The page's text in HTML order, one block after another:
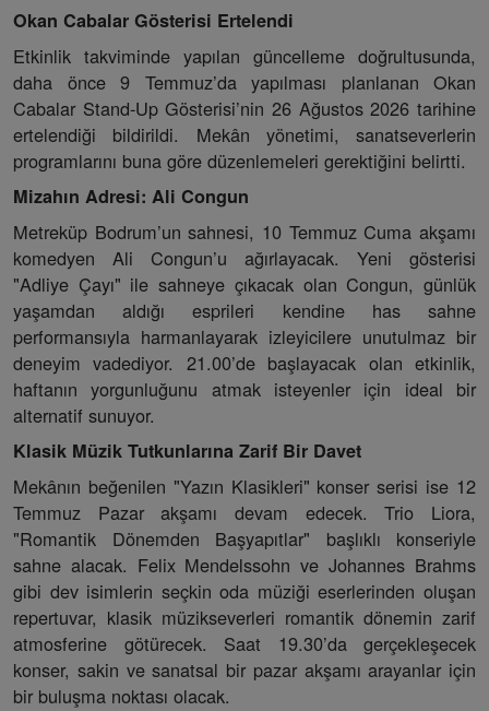
Okan Cabalar Gösterisi Ertelendi
Etkinlik takviminde yapılan güncelleme doğrultusunda,
daha önce 9 Temmuz’da yapılması planlanan Okan
Cabalar Stand-Up Gösterisi’nin 26 Ağustos 2026 tarihine
ertelendiği bildirildi. Mekân yönetimi, sanatseverlerin
programlarını buna göre düzenlemeleri gerektiğini belirtti.
Mizahın Adresi: Ali Congun
Metreküp Bodrum’un sahnesi, 10 Temmuz Cuma akşamı
komedyen Ali Congun’u ağırlayacak. Yeni gösterisi
"Adliye Çayı" ile sahneye çıkacak olan Congun, günlük
yaşamdan aldığı esprileri kendine has sahne
performansıyla harmanlayarak izleyicilere unutulmaz bir
deneyim vadediyor. 21.00’de başlayacak olan etkinlik,
haftanın yorgunluğunu atmak isteyenler için ideal bir
alternatif sunuyor.
Klasik Müzik Tutkunlarına Zarif Bir Davet
Mekânın beğenilen "Yazın Klasikleri" konser serisi ise 12
Temmuz Pazar akşamı devam edecek. Trio Liora,
"Romantik Dönemden Başyapıtlar" başlıklı konseriyle
sahne alacak. Felix Mendelssohn ve Johannes Brahms
gibi dev isimlerin seçkin oda müziği eserlerinden oluşan
repertuvar, klasik müzikseverleri romantik dönemin zarif
atmosferine götürecek. Saat 19.30’da gerçekleşecek
konser, sakin ve sanatsal bir pazar akşamı arayanlar için
bir buluşma noktası olacak.